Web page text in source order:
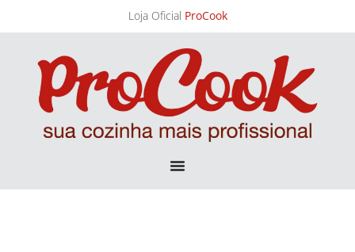
Loja Oficial ProCook